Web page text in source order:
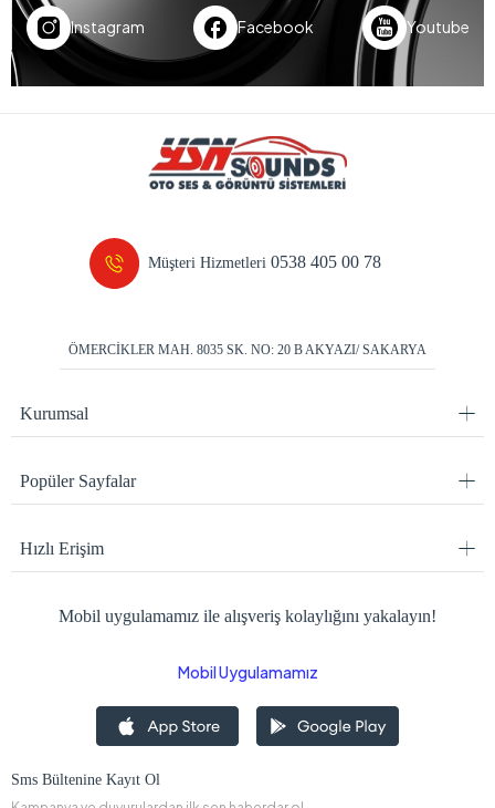
Instagram Facebook Youtube
Müşteri Hizmetleri0538 405 00 78
ÖMERCİKLER MAH. 8035 SK. NO: 20 B AKYAZI/ SAKARYA
Kurumsal
Popüler Sayfalar
Hızlı Erişim
Mobil uygulamamız ile alışveriş kolaylığını yakalayın!
Mobil Uygulamamız
Sms Bültenine Kayıt Ol